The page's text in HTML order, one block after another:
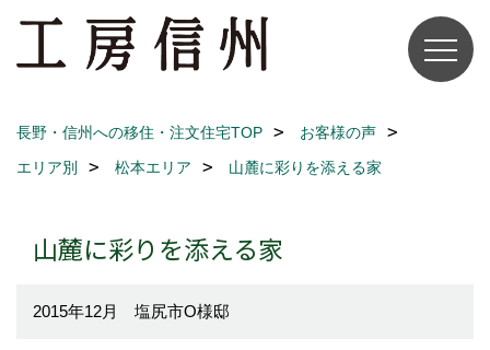
長野・信州への移住・注文住宅TOP
お客様の声
エリア別
松本エリア 山麓に彩りを添える家
山麓に彩りを添える家
2015年12月 塩尻市O様邸